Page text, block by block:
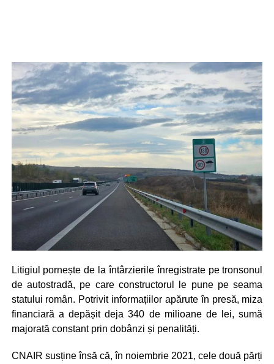
Litigiul pornește de la întârzierile înregistrate pe tronsonul
de autostradă, pe care constructorul le pune pe seama
statului român. Potrivit informațiilor apărute în presă, miza
financiară a depășit deja 340 de milioane de lei, sumă
majorată constant prin dobânzi și penalități.
CNAIR susține însă că, în noiembrie 2021, cele două părți